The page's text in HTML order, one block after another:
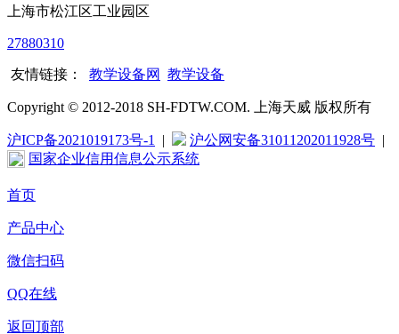
上海市松江区工业园区
27880310
友情链接： 教学设备网 教学设备
Copyright © 2012-2018 SH-FDTW.COM. 上海天威 版权所有
沪ICP备2021019173号-1 | 沪公网安备31011202011928号 |
国家企业信用信息公示系统
首页
产品中心
微信扫码
QQ在线
返回顶部